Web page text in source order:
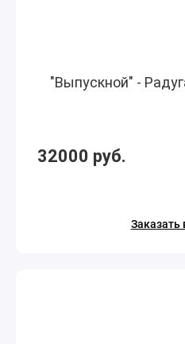
"Выпускной" -
32000 руб.
Заказать